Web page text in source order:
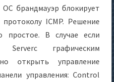
брандмауэр блокирует
ICMP. Решение
простое. В случае если
Serverс графическим
открыть управление
управления: Control